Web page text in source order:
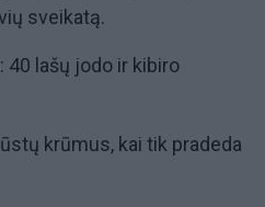
sveikatą.
40 lašų jodo ir kibiro
krūmus, kai tik pradeda